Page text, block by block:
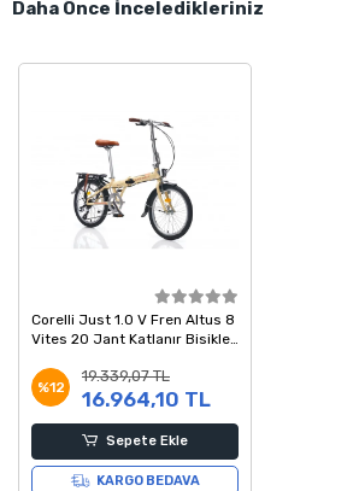
Daha Önce İnceledikleriniz
Corelli Just 1.0 V Fren Altus 8
Vites 20 Jant Katlanır Bisiklet
%12
19.339,07 TL
16.964,10 TL
Sepete Ekle
KARGO BEDAVA